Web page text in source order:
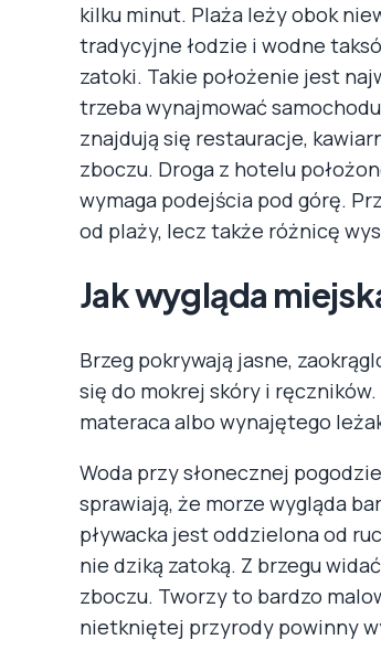
kilku minut. Plaża leży obok
tradycyjne łodzie i wodne
zatoki. Takie położenie jest
trzeba wynajmować
znajdują się restauracje,
zboczu. Droga z hotelu
wymaga podejścia pod górę.
od plaży, lecz także różnicę
Jak wygląda
Brzeg pokrywają jasne,
się do mokrej skóry i
materaca albo wynajętego
Woda przy słonecznej
sprawiają, że morze wygląda
pływacka jest oddzielona od
nie dziką zatoką. Z brzegu
zboczu. Tworzy to bardzo
nietkniętej przyrody powinny